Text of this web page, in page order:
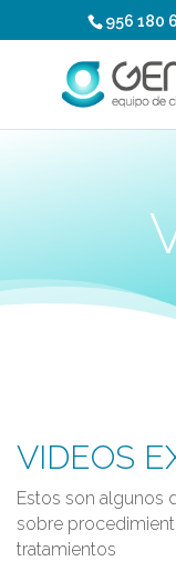
956 180
VIDEOS
Estos son algunos
sobre
tratamientos